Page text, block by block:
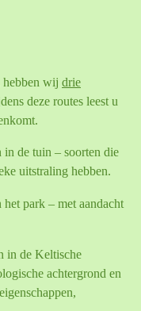
wij drie
deze routes leest u
in de tuin – soorten die
uitstraling hebben.
park – met aandacht
in de Keltische
achtergrond en